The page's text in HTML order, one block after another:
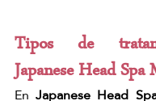
Tipos de
Japanese Head
En Japanese Head